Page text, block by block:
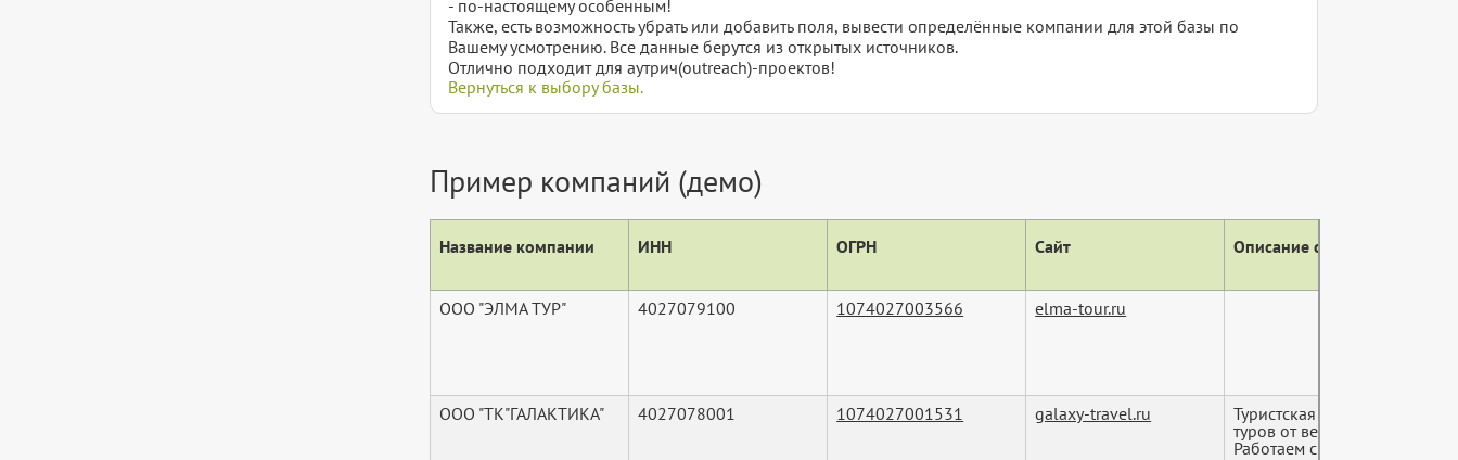
- по-настоящему особенным!
Также, есть возможность убрать или добавить поля, вывести определённые компании для этой базы по
Вашему усмотрению. Все данные берутся из открытых источников.
Отлично подходит для аутрич(outreach)-проектов!
Вернуться к выбору базы.
Пример компаний (демо)
Название компании ИНН ОГРН Сайт Описание сайта (тег
ООО "ЭЛМА ТУР" 4027079100 1074027003566 elma-tour.ru
ООО "ТК"ГАЛАКТИКА" 4027078001 1074027001531 galaxy-travel.ru
Туристская компания
туров от ведущих
Работаем с 200...